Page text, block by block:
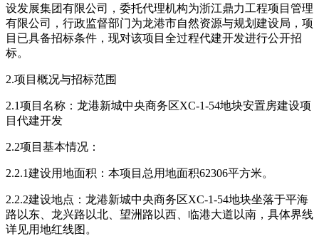
设发展集团有限公司，委托代理机构为浙江鼎力工程项目管理
有限公司，行政监督部门为龙港市自然资源与规划建设局，项
目已具备招标条件，现对该项目全过程代建开发进行公开招
标。
2.项目概况与招标范围
2.1项目名称：龙港新城中央商务区XC-1-54地块安置房建设项
目代建开发
2.2项目基本情况：
2.2.1建设用地面积：本项目总用地面积62306平方米。
2.2.2建设地点：龙港新城中央商务区XC-1-54地块坐落于平海
路以东、龙兴路以北、望洲路以西、临港大道以南，具体界线
详见用地红线图。